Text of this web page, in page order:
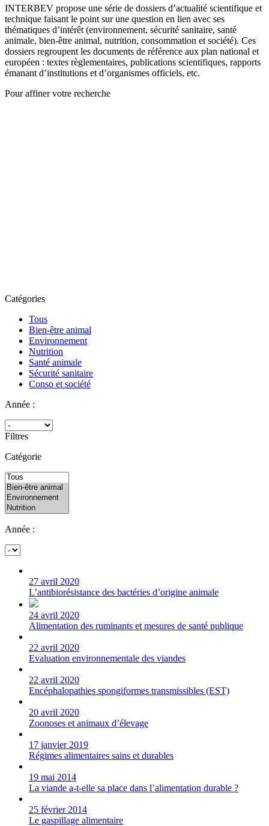
INTERBEV propose une série de dossiers d’actualité scientifique et
technique faisant le point sur une question en lien avec ses
thématiques d’intérêt (environnement, sécurité sanitaire, santé
animale, bien-être animal, nutrition, consommation et société). Ces
dossiers regroupent les documents de référence aux plan national et
européen : textes règlementaires, publications scientifiques, rapports
émanant d’institutions et d’organismes officiels, etc.
Pour affiner votre recherche
Catégories
Tous
Bien-être animal
Environnement
Nutrition
Santé animale
Sécurité sanitaire
Conso et société
Année :
Filtres
Catégorie
Année :
27 avril 2020
L’antibiorésistance des bactéries d’origine animale
24 avril 2020
Alimentation des ruminants et mesures de santé publique
22 avril 2020
Evaluation environnementale des viandes
22 avril 2020
Encéphalopathies spongiformes transmissibles (EST)
20 avril 2020
Zoonoses et animaux d’élevage
17 janvier 2019
Régimes alimentaires sains et durables
19 mai 2014
La viande a-t-elle sa place dans l’alimentation durable ?
25 février 2014
Le gaspillage alimentaire